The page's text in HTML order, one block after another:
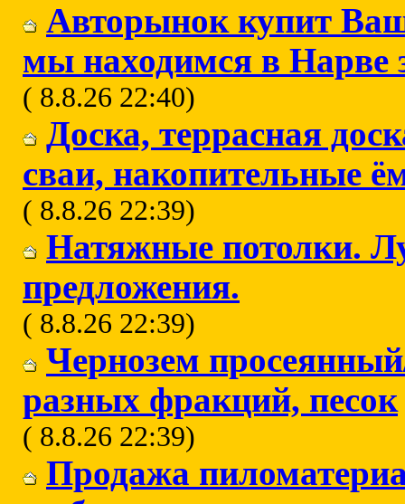
Авторынок купит
мы находимся в Нарве
( 8.8.26 22:40)
Доска, террасная
сваи, накопительные
( 8.8.26 22:39)
Натяжные потолки.
предложения.
( 8.8.26 22:39)
Чернозем
разных фракций, песок
( 8.8.26 22:39)
Продажа